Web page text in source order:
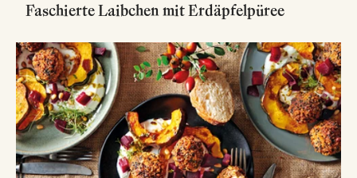
Faschierte Laibchen mit Erdäpfelpüree